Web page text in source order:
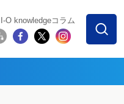
I-O knowledgeコラム